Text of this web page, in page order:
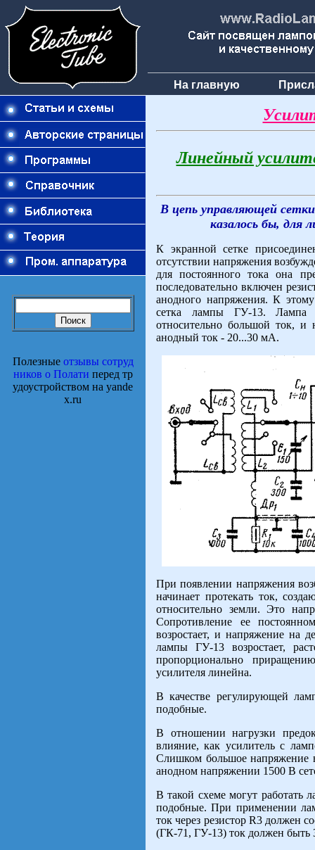
На главную
Полезные отзывы сотруд
ников о Полати перед тр
удоустройством на yande
x.ru
Линейный
В цепь управляющей
казалось бы, для
К экранной сетке
отсутствии напряжения
для постоянного тока она
последовательно включен
анодного напряжения. К
сетка лампы ГУ-13. Лампа
относительно большой ток, и
анодный ток - 20...30 мА.
При появлении напряжения
начинает протекать ток,
относительно земли. Это
Сопротивление ее
возростает, и напряжение на
лампы ГУ-13 возростает,
пропорционально
усилителя линейна.
В качестве регулирующей
подобные.
В отношении нагрузки
влияние, как усилитель с
Слишком большое напряжение
анодном напряжении 1500 В
В такой схеме могут
подобные. При применении
ток через резистор R3 должен
(ГК-71, ГУ-13) ток должен быть